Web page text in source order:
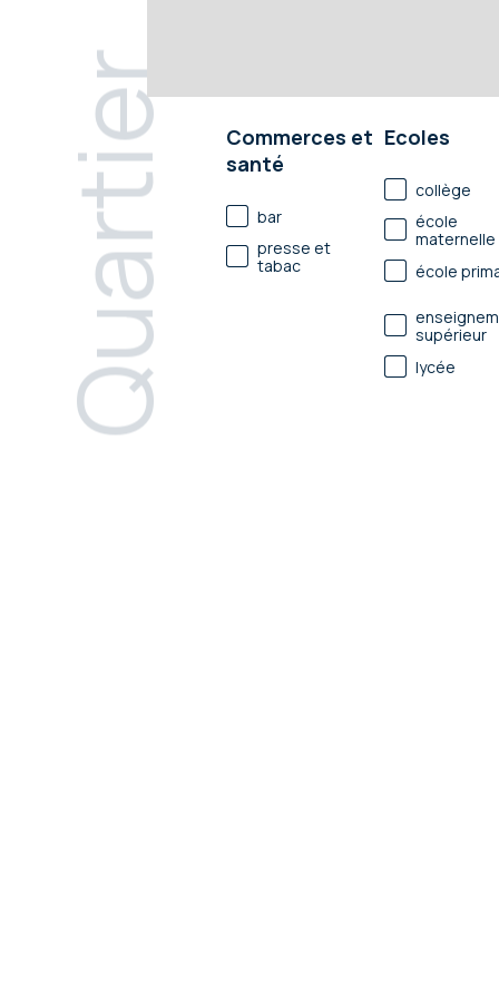
Quartier
Commerces et
santé
bar
presse et
tabac
Ecoles
collège
école
maternelle
école
supérieur
lycée